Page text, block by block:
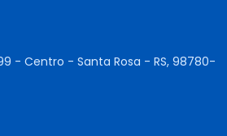
- Centro - Santa Rosa - RS, 98780-